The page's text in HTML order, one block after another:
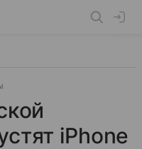
iPhone